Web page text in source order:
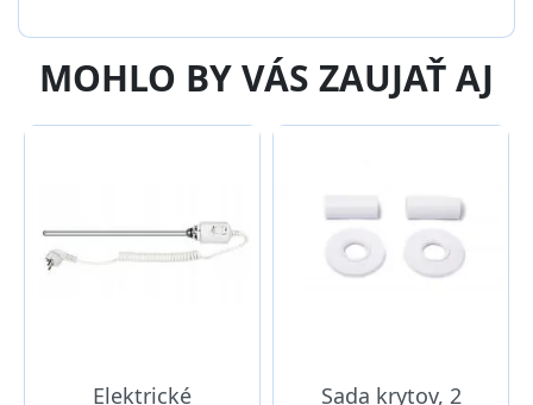
MOHLO BY VÁS ZAUJAŤ AJ
Elektrické
Sada krytov, 2